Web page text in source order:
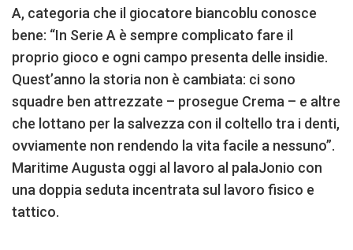
A, categoria che il giocatore biancoblu conosce
bene: “In Serie A è sempre complicato fare il
proprio gioco e ogni campo presenta delle insidie.
Quest’anno la storia non è cambiata: ci sono
squadre ben attrezzate – prosegue Crema – e altre
che lottano per la salvezza con il coltello tra i denti,
ovviamente non rendendo la vita facile a nessuno”.
Maritime Augusta oggi al lavoro al palaJonio con
una doppia seduta incentrata sul lavoro fisico e
tattico.